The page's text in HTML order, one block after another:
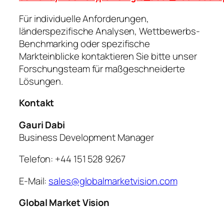
Für individuelle Anforderungen,
länderspezifische Analysen, Wettbewerbs-
Benchmarking oder spezifische
Markteinblicke kontaktieren Sie bitte unser
Forschungsteam für maßgeschneiderte
Lösungen.
Kontakt
Gauri Dabi
Business Development Manager
Telefon: +44 151 528 9267
E-Mail: sales@globalmarketvision.com
Global Market Vision